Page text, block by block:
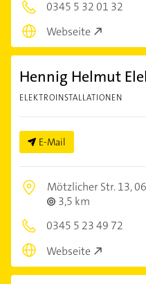
0345 5 32 01 32
Webseite
Hennig Helmut
ELEKTROINSTALLATIONEN
E-Mail
Mötzlicher Str. 13,
3,5 km
0345 5 23 49 72
Webseite